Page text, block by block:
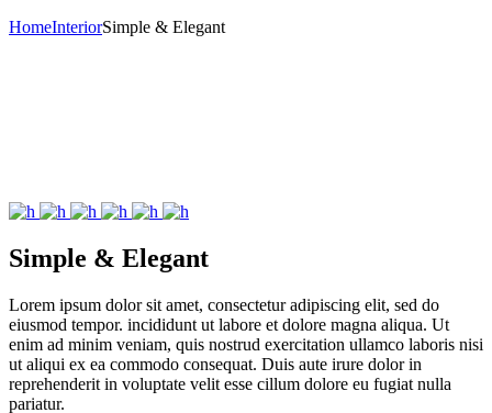
HomeInteriorSimple & Elegant
Simple & Elegant
Lorem ipsum dolor sit amet, consectetur adipiscing elit, sed do
eiusmod tempor. incididunt ut labore et dolore magna aliqua. Ut
enim ad minim veniam, quis nostrud exercitation ullamco laboris nisi
ut aliqui ex ea commodo consequat. Duis aute irure dolor in
reprehenderit in voluptate velit esse cillum dolore eu fugiat nulla
pariatur.